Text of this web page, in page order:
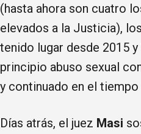
(hasta ahora son cuatro
elevados a la Justicia),
tenido lugar desde 2015 y
principio abuso sexual
y continuado en el
Días atrás, el juez Masi